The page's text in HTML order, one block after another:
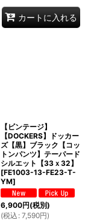
カートに入れる
【ビンテージ】
【DOCKERS】ドッカー
ズ【黒】ブラック【コッ
トンパンツ】テーパード
シルエット【33ｘ32】
[FE1003-13-FE23-T-
YM]
6,900円(税別)
(税込 : 7,590円)